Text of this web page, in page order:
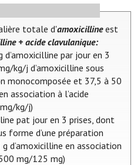
totale d'amoxicillineest
+ acide clavulanique:
par jour en 3
kg/j d’amoxicilline sous
monocomposée et 37,5 à 50
association à l’acide
kg/j)
pat jour en 3 prises, dont
forme d’une préparation
d’amoxicilline en association
mg/125 mg)